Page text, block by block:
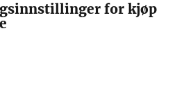
for kjøp